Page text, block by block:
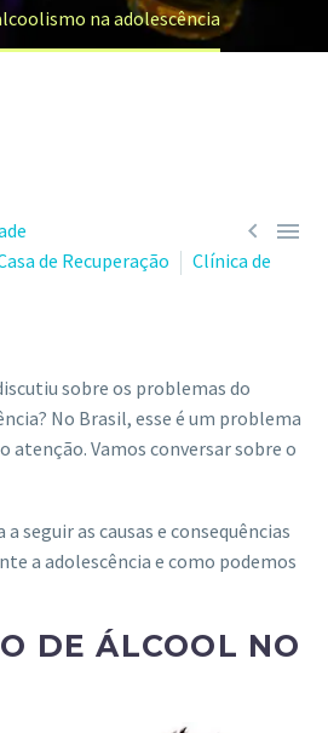
na adolescência
 
de Recuperação
Clínica de
sobre os problemas do
No Brasil, esse é um problema
atenção. Vamos conversar sobre o
seguir as causas e consequências
a adolescência e como podemos
DE ÁLCOOL NO